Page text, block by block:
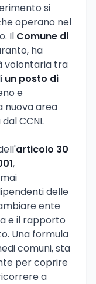
si
operano nel
Il Comune di
ha
volontaria tra
un posto di
e
nuova area
CCNL
articolo 30
,
delle
ente
e il rapporto
Una formula
comuni, sta
per coprire
a